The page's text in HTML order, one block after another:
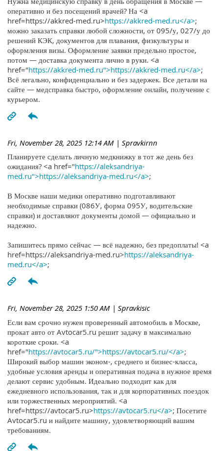
оперативно и без посещений врачей? На <a
href=https://akkred-med.ru>https://akkred-med.ru</a>;
можно заказать справки любой сложности, от 095/у, 027/у до
решений КЭК, документов для плавания, физкультуры и
оформления визы. Оформление заявки предельно простое,
потом — доставка документа лично в руки. <a
href="https://akkred-med.ru">https://akkred-med.ru</a>;
Всё легально, конфиденциально и без задержек. Все детали на
сайте — медсправка быстро, оформление онлайн, получение с
курьером.
Fri, November 28, 2025 12:14 AM | Spravkirnn
Планируете сделать личную медкнижку в тот же день без
ожидания? <a href="https://aleksandriya-
med.ru">https://aleksandriya-med.ru</a>;
В Москве наши медики оперативно подготавливают
необходимые справки (086У, форма 095У, водительские
справки) и доставляют документы домой — официально и
надежно.
Запишитесь прямо сейчас — всё надежно, без предоплаты! <a
href=https://aleksandriya-med.ru>https://aleksandriya-
med.ru</a>;
Fri, November 28, 2025 1:50 AM | Spravkisic
Если вам срочно нужен проверенный автомобиль в Москве,
прокат авто от Avtocar5.ru решит задачу в максимально
короткие сроки. <a
href="https://avtocar5.ru/">https://avtocar5.ru/</a>;
Широкий выбор машин эконом-, среднего и бизнес-класса,
удобные условия аренды и оперативная подача в нужное время
делают сервис удобным. Идеально подходит как для
ежедневного использования, так и для корпоративных поездок
или торжественных мероприятий. <a
href=https://avtocar5.ru>https://avtocar5.ru</a>; Посетите
Avtocar5.ru и найдите машину, удовлетворяющий вашим
требованиям.